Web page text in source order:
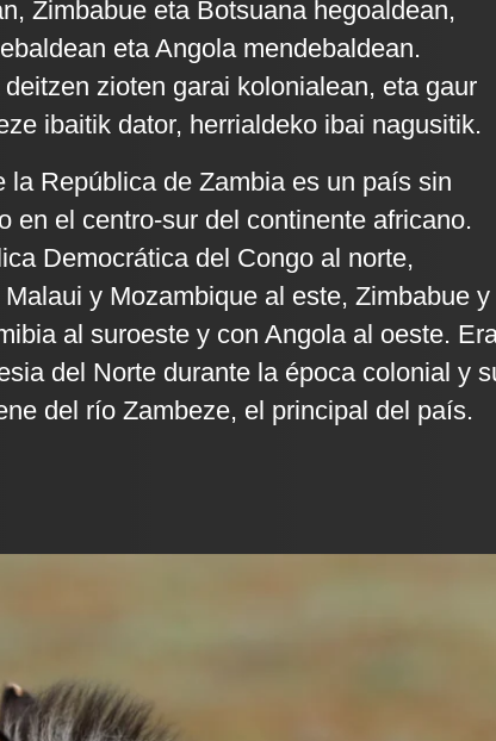
Zimbabue eta Botsuana hegoaldean,
eta Angola mendebaldean.
zioten garai kolonialean, eta gaur
ibaitik dator, herrialdeko ibai nagusitik.
la República de Zambia es un país sin
en el centro-sur del continente africano.
Democrática del Congo al norte,
y Mozambique al este, Zimbabue y
al suroeste y con Angola al oeste.
del Norte durante la época colonial y
del río Zambeze, el principal del país.